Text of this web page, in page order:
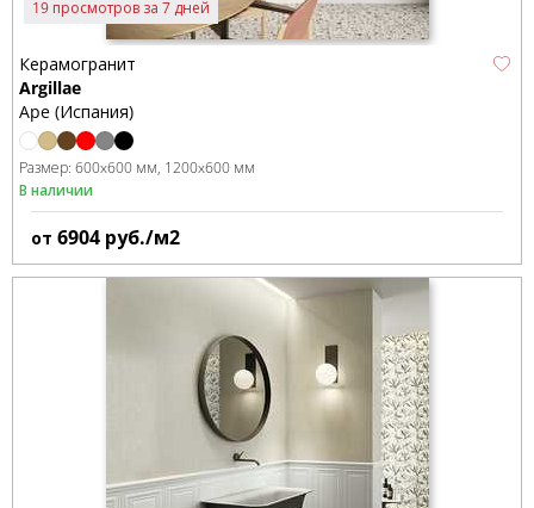
19 просмотров за 7 дней
Керамогранит
Argillae
Ape (Испания)
Размер: 600x600 мм 1200x600 мм
В наличии
от 6904 руб./м2